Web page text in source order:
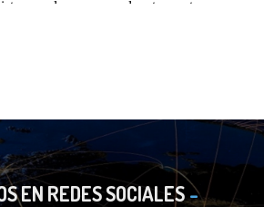
EN REDES SOCIALES